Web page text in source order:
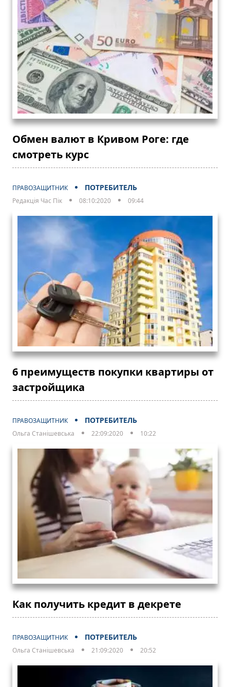
Обмен валют в Кривом Роге: где
смотреть курс
ПРАВОЗАЩИТНИК ПОТРЕБИТЕЛЬ
Редакція Час Пік 08:10:2020 09:44
6 преимуществ покупки квартиры от
застройщика
ПРАВОЗАЩИТНИК ПОТРЕБИТЕЛЬ
Ольга Станішевська 22:09:2020 10:22
Как получить кредит в декрете
ПРАВОЗАЩИТНИК ПОТРЕБИТЕЛЬ
Ольга Станішевська 21:09:2020 20:52